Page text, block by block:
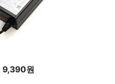
9,390원